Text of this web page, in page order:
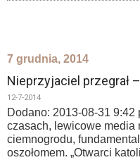
7 grudnia, 2014
Nieprzyjaciel przegrał
12-7-2014
Dodano: 2013-08-31 9:42
czasach, lewicowe media
ciemnogrodu,
oszołomem. „Otwarci